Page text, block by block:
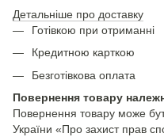
Детальніше про доставку
Готівкою при отриманні
Кредитною карткою
Безготівкова оплата
Повернення товару
Повернення товару може
України «Про захист прав